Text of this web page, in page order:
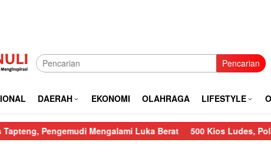
Pencarian
DAERAH EKONOMI OLAHRAGA LIFESTYLE
Mengalami Luka Berat 500 Kios Ludes, Polres Sibolga